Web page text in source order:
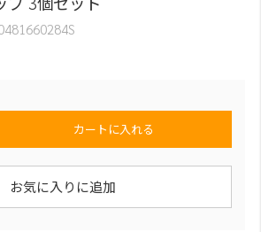
カートに入れる
お気に入りに追加